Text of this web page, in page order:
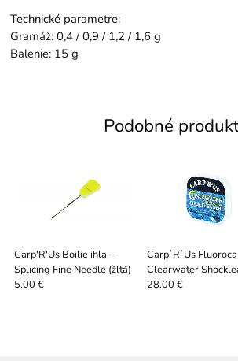
Technické parametre:
Gramáž: 0,4 / 0,9 / 1,2 / 1,6 g
Balenie: 15 g
Podobné
Carp'R'Us Boilie ihla –
Splicing Fine Needle (žltá)
5.00 €
Carp´R´Us
Clearwater
50lb, 20m
28.00 €